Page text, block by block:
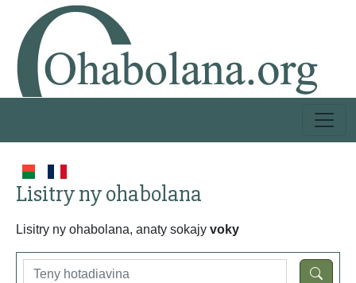
Lisitry ny ohabolana
Lisitry ny ohabolana, anaty sokajy voky